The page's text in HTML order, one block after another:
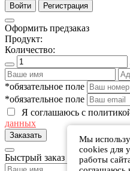
Войти Регистрация
Оформить предзаказ
Продукт:
Количество:
*обязательное поле
*обязательное поле
Я соглашаюсь с
данных
Заказать
Быстрый заказ
Мы
cookies для
работы